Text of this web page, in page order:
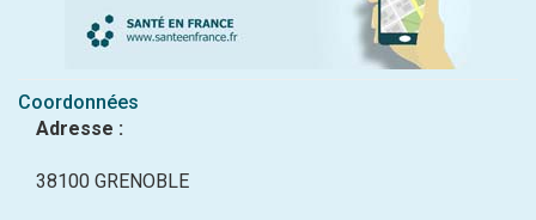
Coordonnées
Adresse :
38100 GRENOBLE